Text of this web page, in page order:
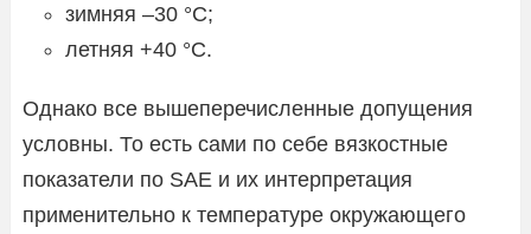
зимняя –30 °C;
летняя +40 °C.
Однако все вышеперечисленные допущения
условны. То есть сами по себе вязкостные
показатели по SAE и их интерпретация
применительно к температуре окружающего